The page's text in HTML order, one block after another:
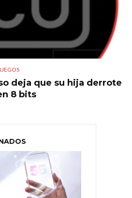
deja que su hija derrote
8 bits